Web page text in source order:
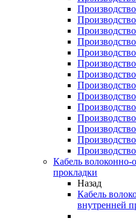
Кабель волоконно-
прокладки
Назад
Кабель
внутренней